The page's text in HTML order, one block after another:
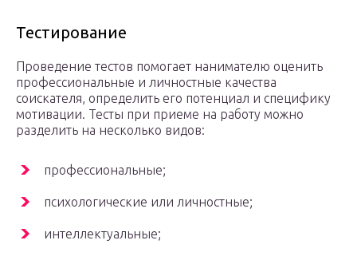
Тестирование
Проведение тестов помогает нанимателю оценить
профессиональные и личностные качества
соискателя, определить его потенциал и специфику
мотивации. Тесты при приеме на работу можно
разделить на несколько видов:
профессиональные;
психологические или личностные;
интеллектуальные;